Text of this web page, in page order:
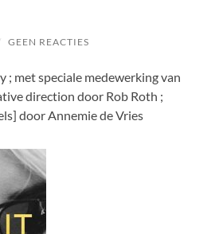
GEEN REACTIES
; met speciale medewerking van
direction door Rob Roth ;
door Annemie de Vries